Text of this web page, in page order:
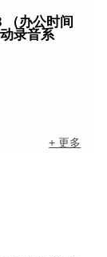
（办公时间
录音系
+ 更多